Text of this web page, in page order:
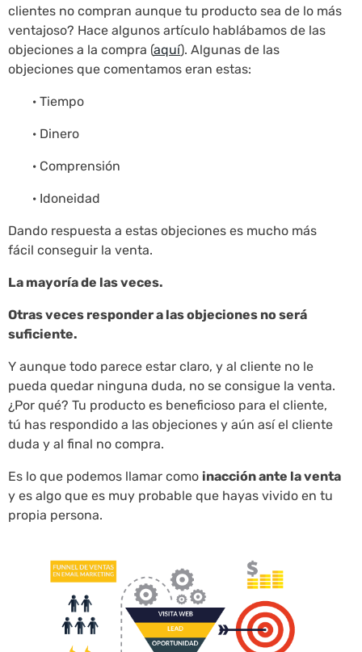
clientes no compran aunque tu producto sea de lo más
ventajoso? Hace algunos artículo hablábamos de las
objeciones a la compra (aquí). Algunas de las
objeciones que comentamos eran estas:
· Tiempo
· Dinero
· Comprensión
· Idoneidad
Dando respuesta a estas objeciones es mucho más
fácil conseguir la venta.
La mayoría de las veces.
Otras veces responder a las objeciones no será
suficiente.
Y aunque todo parece estar claro, y al cliente no le
pueda quedar ninguna duda, no se consigue la venta.
¿Por qué? Tu producto es beneficioso para el cliente,
tú has respondido a las objeciones y aún así el cliente
duda y al final no compra.
Es lo que podemos llamar como inacción ante la venta
y es algo que es muy probable que hayas vivido en tu
propia persona.